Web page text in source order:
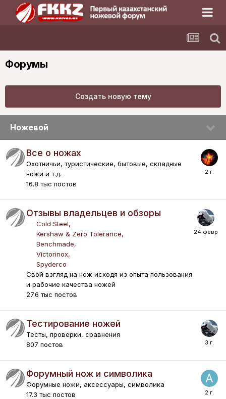
Форумы
Создать новую тему
Ножевой
Все о ножах
Охотничьи, туристические, бытовые, складные
ножи и т.д.
16.8 тыс постов
Отзывы владельцев и обзоры
Cold Steel
Kershaw & Zero Tolerance
Benchmade
Victorinox
Spyderco
Свой взгляд на нож исходя из опыта пользования
и рабочие качества ножей
27.6 тыс постов
Тестирование ножей
Тесты, проверки, сравнения
807 постов
Форумный нож и символика
Форумные ножи, аксессуары, символика
17.3 тыс постов